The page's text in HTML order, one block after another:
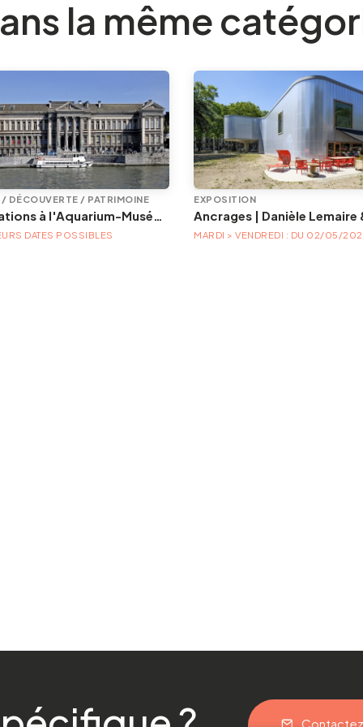
la même
DÉCOUVERTE / PATRIMOINE
Animations à l'Aquarium-Muséum
DATES POSSIBLES
EXPOSITION